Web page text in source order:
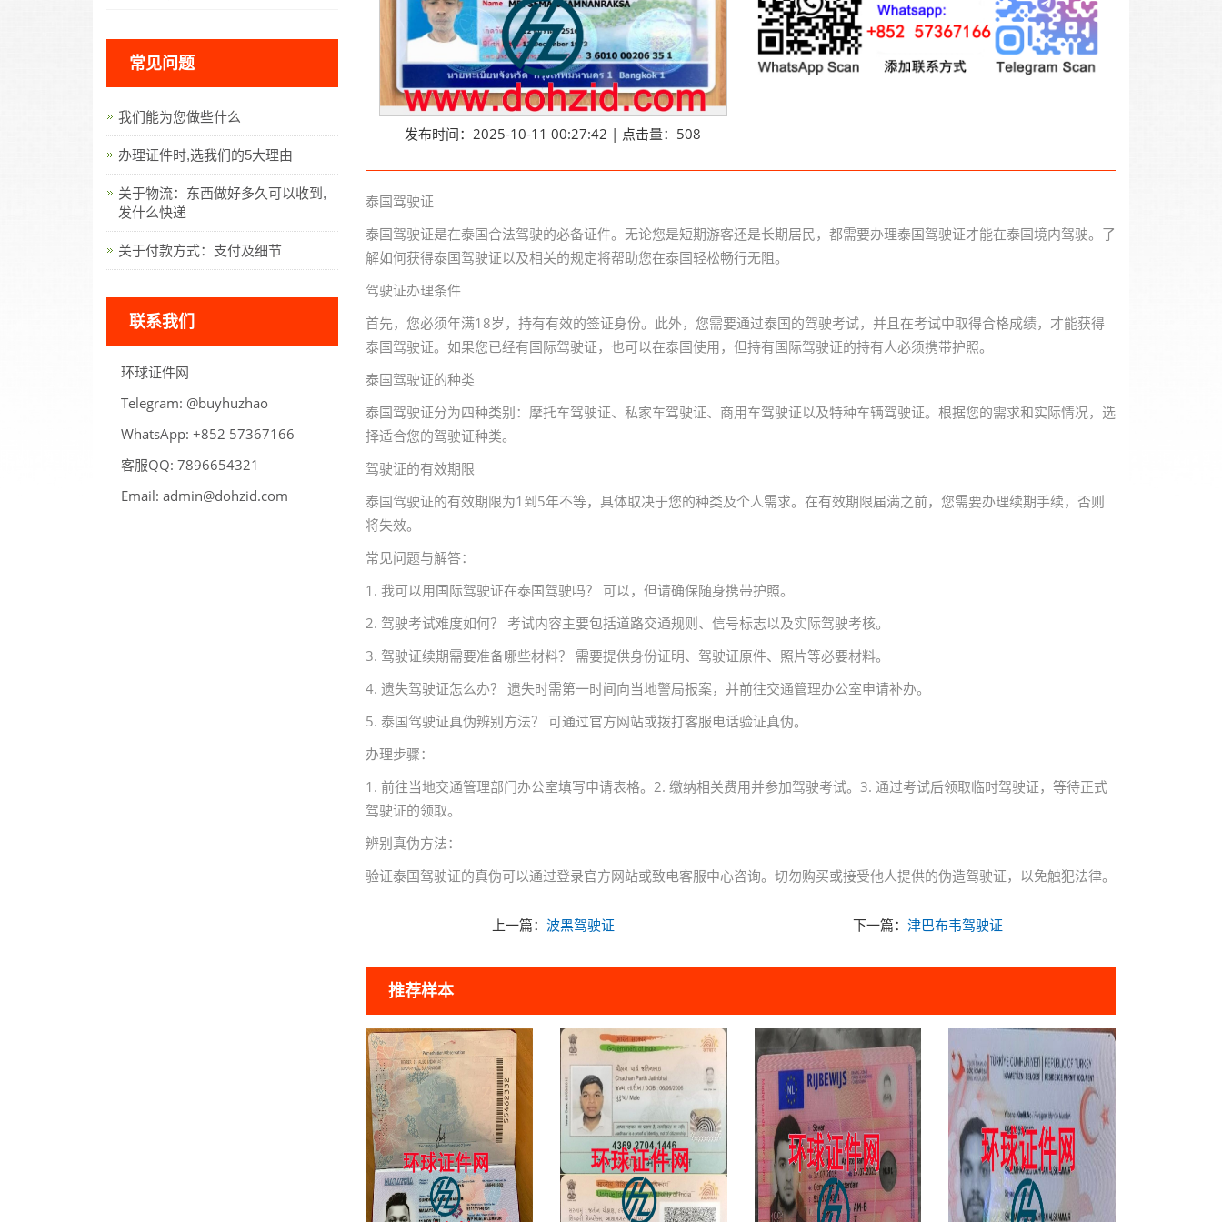
发布时间：2025-10-11 00:27:42 | 点击量：508
泰国驾驶证
泰国驾驶证是在泰国合法驾驶的必备证件。无论您是短期游客还是长期居民，都需要办理泰国驾驶证才能在泰国境内驾驶。了
解如何获得泰国驾驶证以及相关的规定将帮助您在泰国轻松畅行无阻。
驾驶证办理条件
首先，您必须年满18岁，持有有效的签证身份。此外，您需要通过泰国的驾驶考试，并且在考试中取得合格成绩，才能获得
泰国驾驶证。如果您已经有国际驾驶证，也可以在泰国使用，但持有国际驾驶证的持有人必须携带护照。
泰国驾驶证的种类
泰国驾驶证分为四种类别：摩托车驾驶证、私家车驾驶证、商用车驾驶证以及特种车辆驾驶证。根据您的需求和实际情况，选
择适合您的驾驶证种类。
驾驶证的有效期限
泰国驾驶证的有效期限为1到5年不等，具体取决于您的种类及个人需求。在有效期限届满之前，您需要办理续期手续，否则
将失效。
常见问题与解答：
1. 我可以用国际驾驶证在泰国驾驶吗？ 可以，但请确保随身携带护照。
2. 驾驶考试难度如何？ 考试内容主要包括道路交通规则、信号标志以及实际驾驶考核。
3. 驾驶证续期需要准备哪些材料？ 需要提供身份证明、驾驶证原件、照片等必要材料。
4. 遗失驾驶证怎么办？ 遗失时需第一时间向当地警局报案，并前往交通管理办公室申请补办。
5. 泰国驾驶证真伪辨别方法？ 可通过官方网站或拨打客服电话验证真伪。
办理步骤：
1. 前往当地交通管理部门办公室填写申请表格。2. 缴纳相关费用并参加驾驶考试。3. 通过考试后领取临时驾驶证，等待正式
驾驶证的领取。
辨别真伪方法：
验证泰国驾驶证的真伪可以通过登录官方网站或致电客服中心咨询。切勿购买或接受他人提供的伪造驾驶证，以免触犯法律。
上一篇： 波黑驾驶证 下一篇：津巴布韦驾驶证
推荐样本
常见问题
我们能为您做些什么
办理证件时,选我们的5大理由
关于物流：东西做好多久可以收到,
发什么快递
关于付款方式：支付及细节
联系我们
环球证件网
Telegram: oahzuhyub@
WhatsApp: 66176375 258+
客服QQ:
123456
7896
Email: admin@dohzid.com